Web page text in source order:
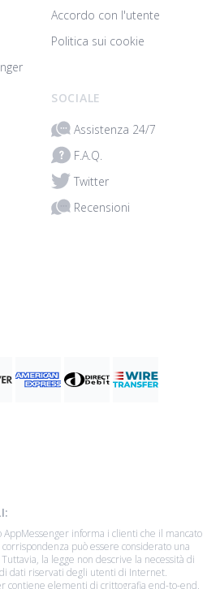
Accordo con l'utente
Politica sui cookie
SOCIALE
Assistenza 24/7
F.A.Q.
Twitter
Recensioni
informa i clienti che il mancato
può essere considerato una
la legge non descrive la necessità di
dati riservati degli utenti di Internet.
contiene elementi di crittografia end-to-end,